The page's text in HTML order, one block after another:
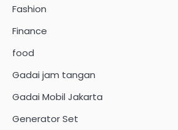
Fashion
Finance
food
Gadai jam tangan
Gadai Mobil Jakarta
Generator Set